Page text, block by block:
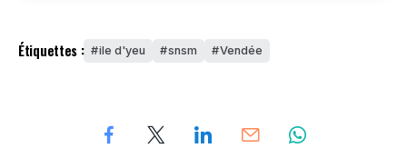
Étiquettes : ile d'yeu snsm Vendée